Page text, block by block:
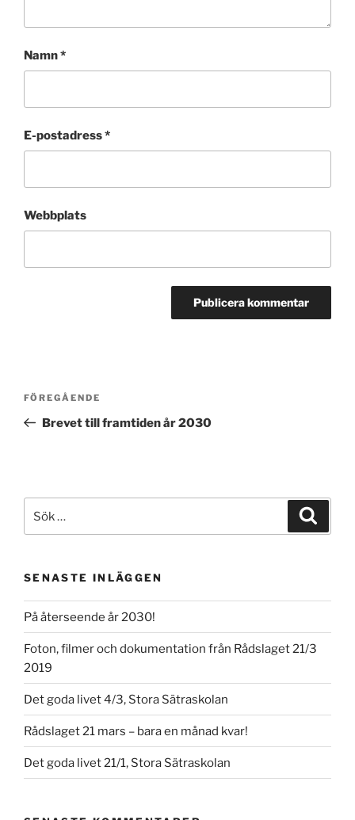
Namn*
E-postadress*
Webbplats
Inläggsnavigering
Föregående
inlägg
FÖREGÅENDE
Brevet till framtiden år 2030
efter:
SENASTE INLÄGGEN
På återseende år 2030!
Foton, filmer och dokumentation från Rådslaget 21/3
2019
Det goda livet 4/3, Stora Sätraskolan
Rådslaget 21 mars – bara en månad kvar!
Det goda livet 21/1, Stora Sätraskolan